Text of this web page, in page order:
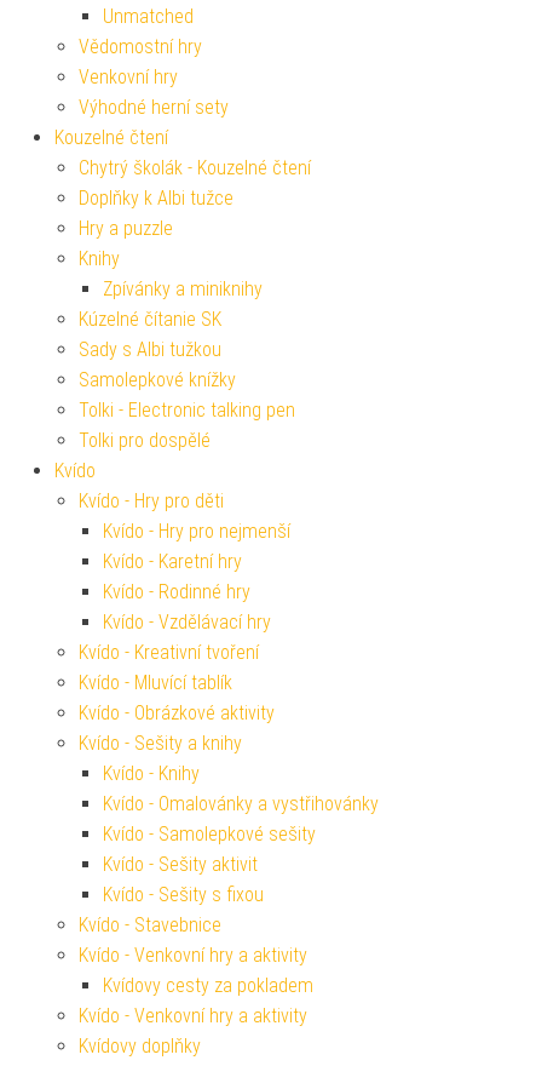
Unmatched
Vědomostní hry
Venkovní hry
Výhodné herní sety
Kouzelné čtení
Chytrý školák - Kouzelné čtení
Doplňky k Albi tužce
Hry a puzzle
Knihy
Zpívánky a miniknihy
Kúzelné čítanie SK
Sady s Albi tužkou
Samolepkové knížky
Tolki - Electronic talking pen
Tolki pro dospělé
Kvído
Kvído - Hry pro děti
Kvído - Hry pro nejmenší
Kvído - Karetní hry
Kvído - Rodinné hry
Kvído - Vzdělávací hry
Kvído - Kreativní tvoření
Kvído - Mluvící tablík
Kvído - Obrázkové aktivity
Kvído - Sešity a knihy
Kvído - Knihy
Kvído - Omalovánky a vystřihovánky
Kvído - Samolepkové sešity
Kvído - Sešity aktivit
Kvído - Sešity s fixou
Kvído - Stavebnice
Kvído - Venkovní hry a aktivity
Kvídovy cesty za pokladem
Kvído - Venkovní hry a aktivity
Kvídovy doplňky